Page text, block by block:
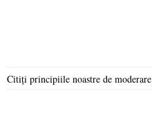
Citiți principiile noastre de moderare